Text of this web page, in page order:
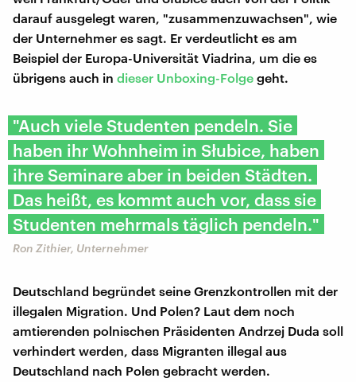
darauf ausgelegt waren, "zusammenzuwachsen", wie
der Unternehmer es sagt. Er verdeutlicht es am
Beispiel der Europa-Universität Viadrina, um die es
übrigens auch in dieser Unboxing-Folge geht.
"Auch viele Studenten pendeln. Sie
haben ihr Wohnheim in Słubice, haben
ihre Seminare aber in beiden Städten.
Das heißt, es kommt auch vor, dass sie
Studenten mehrmals täglich pendeln."
Ron Zithier, Unternehmer
Deutschland begründet seine Grenzkontrollen mit der
illegalen Migration. Und Polen? Laut dem noch
amtierenden polnischen Präsidenten Andrzej Duda soll
verhindert werden, dass Migranten illegal aus
Deutschland nach Polen gebracht werden.